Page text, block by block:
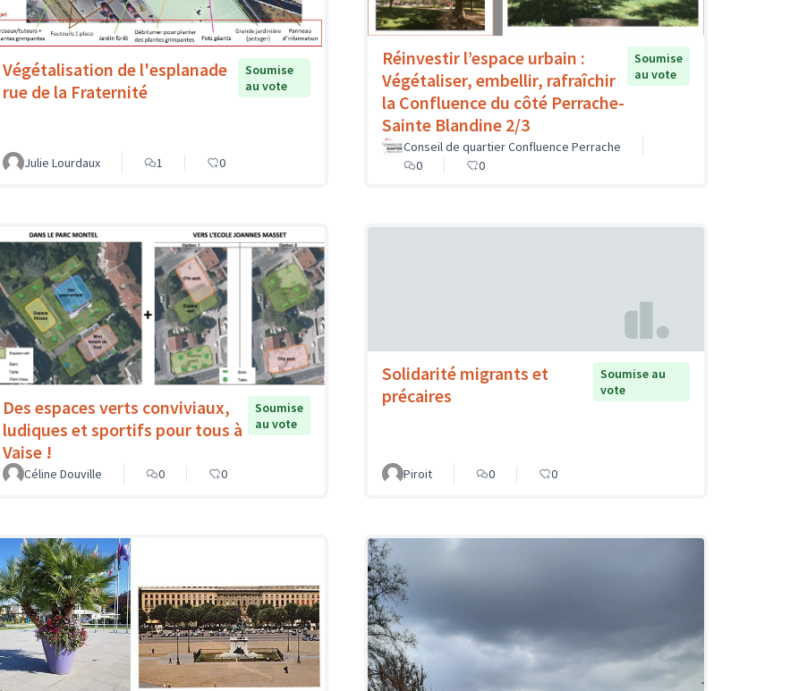
Végétalisation de l'esplanade
rue de la Fraternité
Soumise
au vote
Julie Lourdaux 1 0
Réinvestir l’espace urbain :
Végétaliser, embellir, rafraîchir
la Confluence du côté Perrache-
Sainte Blandine 2/3
Soumise
au vote
Conseil de quartier Confluence Perrache
0
0
Des espaces verts conviviaux,
ludiques et sportifs pour tous à
Vaise !
Soumise
au vote
Céline Douville 0 0
Solidarité migrants et
précaires
Soumise au
vote
Piroit 0 0